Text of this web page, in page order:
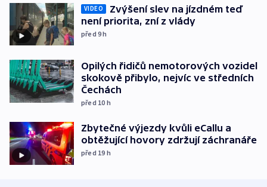
VIDEO
Zvýšení slev na jízdném teď
není priorita, zní z vlády
před 9h
Opilých řidičů nemotorových vozidel
skokově přibylo, nejvíc ve středních
Čechách
před 10 h
Zbytečné výjezdy kvůli eCallu a
obtěžující hovory zdržují záchranáře
před 19 h